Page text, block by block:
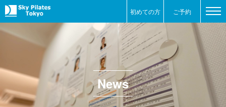
初めての方 ご予約
News